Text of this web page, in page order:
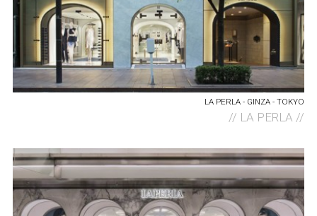
LA PERLA - GINZA - TOKYO
// LA PERLA //